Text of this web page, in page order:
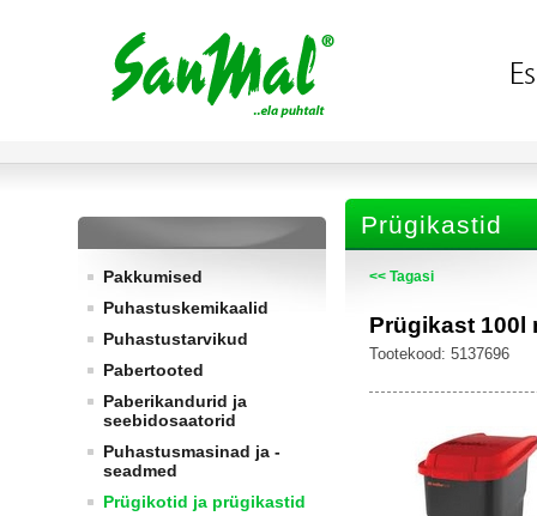
Pakkumised
Puhastuskemikaalid
Puhastustarvikud
Pabertooted
Paberikandurid ja
seebidosaatorid
Puhastusmasinad ja -
seadmed
Prügikotid ja prügikastid
Prügikastid
<< Tagasi
Prügikast 100l
Tootekood: 5137696